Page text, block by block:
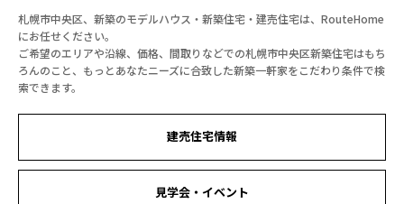
札幌市中央区、新築のモデルハウス・新築住宅・建売住宅は、RouteHome
にお任せください。
ご希望のエリアや沿線、価格、間取りなどでの札幌市中央区新築住宅はもち
ろんのこと、もっとあなたニーズに合致した新築一軒家をこだわり条件で検
索できます。
建売住宅情報
見学会・イベント